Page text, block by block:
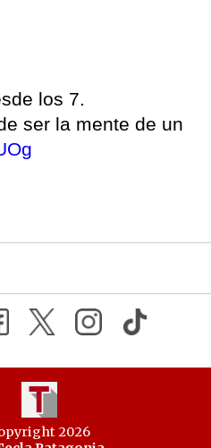
los 7.
ser la mente de un
2026